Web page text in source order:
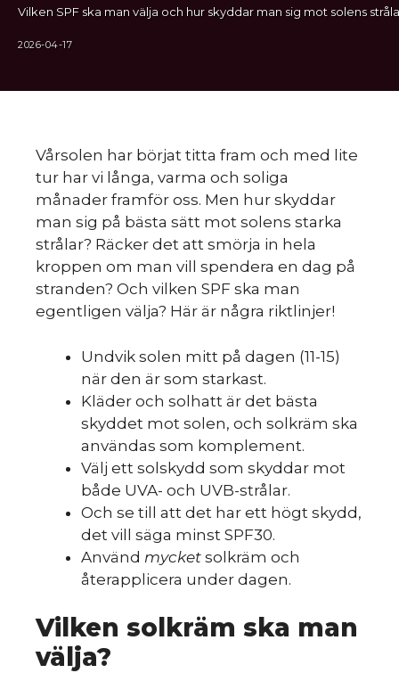
Vilken SPF ska man välja och hur skyddar man sig mot solens
2026-04-17
Vårsolen har börjat titta fram och med lite
tur har vi långa, varma och soliga
månader framför oss. Men hur skyddar
man sig på bästa sätt mot solens starka
strålar? Räcker det att smörja in hela
kroppen om man vill spendera en dag på
stranden? Och vilken SPF ska man
egentligen välja? Här är några riktlinjer!
Undvik solen mitt på dagen (11-15)
när den är som starkast.
Kläder och solhatt är det bästa
skyddet mot solen, och solkräm ska
användas som komplement.
Välj ett solskydd som skyddar mot
både UVA- och UVB-strålar.
Och se till att det har ett högt skydd,
det vill säga minst SPF30.
Använd mycket solkräm och
återapplicera under dagen.
Vilken solkräm ska man
välja?